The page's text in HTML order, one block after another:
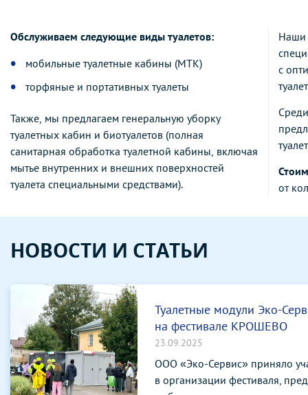
Обслуживаем следующие виды туалетов:
мобильные туалетные кабины (МТК)
торфяные и портативных туалеты
Также, мы предлагаем генеральную уборку
туалетных кабин и биотуалетов (полная
санитарная обработка туалетной кабины, включая
мытье внутренних и внешних поверхностей
туалета специальными средствами).
Наши
с
от
НОВОСТИ И СТАТЬИ
Туалетные модули Эко-
на фестивале КРОШЕВО
23.09.2025
ООО «Эко-Сервис» приняло
в организации фестиваля,